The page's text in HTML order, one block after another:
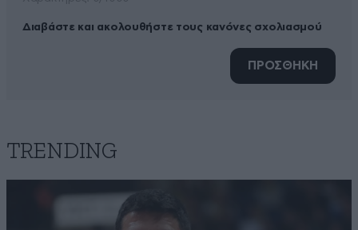
Διαβάστε και ακολουθήστε τους κανόνες σχολιασμού
ΠΡΟΣΘΗΚΗ
TRENDING